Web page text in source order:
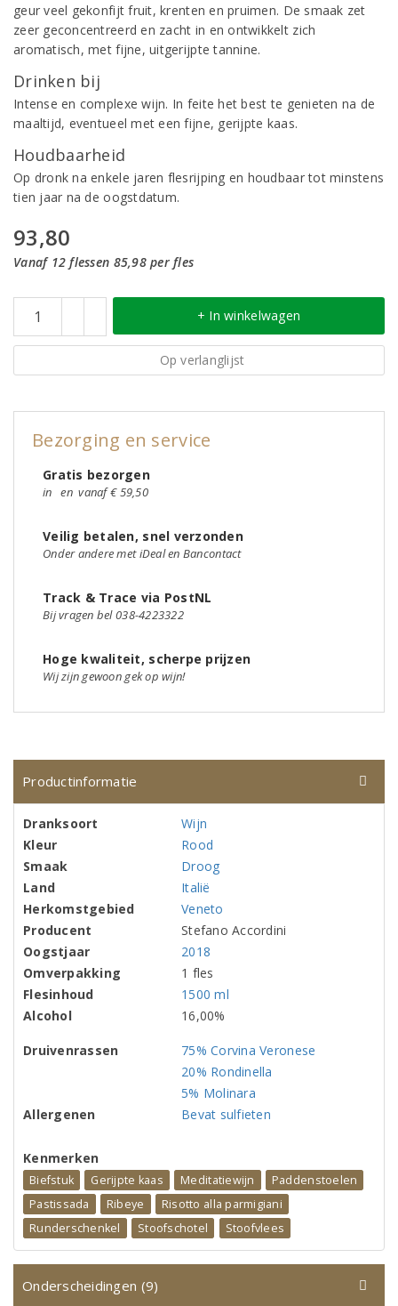
geur veel gekonfijt fruit, krenten en pruimen. De smaak zet
zeer geconcentreerd en zacht in en ontwikkelt zich
aromatisch, met fijne, uitgerijpte tannine.
Drinken bij
Intense en complexe wijn. In feite het best te genieten na de
maaltijd, eventueel met een fijne, gerijpte kaas.
Houdbaarheid
Op dronk na enkele jaren flesrijping en houdbaar tot minstens
tien jaar na de oogstdatum.
93,80
Vanaf 12 flessen 85,98 per fles
+ In winkelwagen
Op verlanglijst
Bezorging en service
Gratis bezorgen
in en vanaf € 59,50
Veilig betalen, snel verzonden
Onder andere met iDeal en Bancontact
Track & Trace via PostNL
Bij vragen bel 038-4223322
Hoge kwaliteit, scherpe prijzen
Wij zijn gewoon gek op wijn!
Productinformatie
Dranksoort
Wijn
Kleur
Rood
Smaak
Droog
Land
Italië
Herkomstgebied
Veneto
Producent
Stefano Accordini
Oogstjaar
2018
Omverpakking
1 fles
Flesinhoud
1500 ml
Alcohol
16,00%
Druivenrassen
75% Corvina Veronese
20% Rondinella
5% Molinara
Allergenen
Bevat sulfieten
Kenmerken
Biefstuk Gerijpte kaas Meditatiewijn
Paddenstoelen
Pastissada
Ribeye
Risotto alla parmigiani
Runderschenkel
Stoofschotel Stoofvlees
Onderscheidingen (9)